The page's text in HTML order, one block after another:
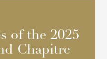
of the 2025
Chapitre
of the 2025
Chapitre